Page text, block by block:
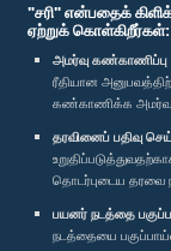
"சரி" என்பதைக்
ஏற்றுக் கொள்கிறீர்கள்:
அமர்வு
ரீதியான
கண்காணிக்க
தரவினைப் பதிவு
தொடர்புடைய தரவை
பயனர் நடத்தை
நடத்தையை
எம்மை பின்தொடர்க :
விருதுகள்
தனியுரிமைக் கொள்கை